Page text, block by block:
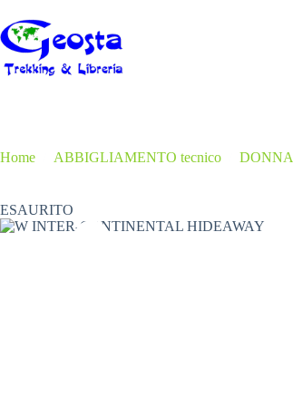
al
contenuto
Home ABBIGLIAMENTO tecnico DONNA
ESAURITO